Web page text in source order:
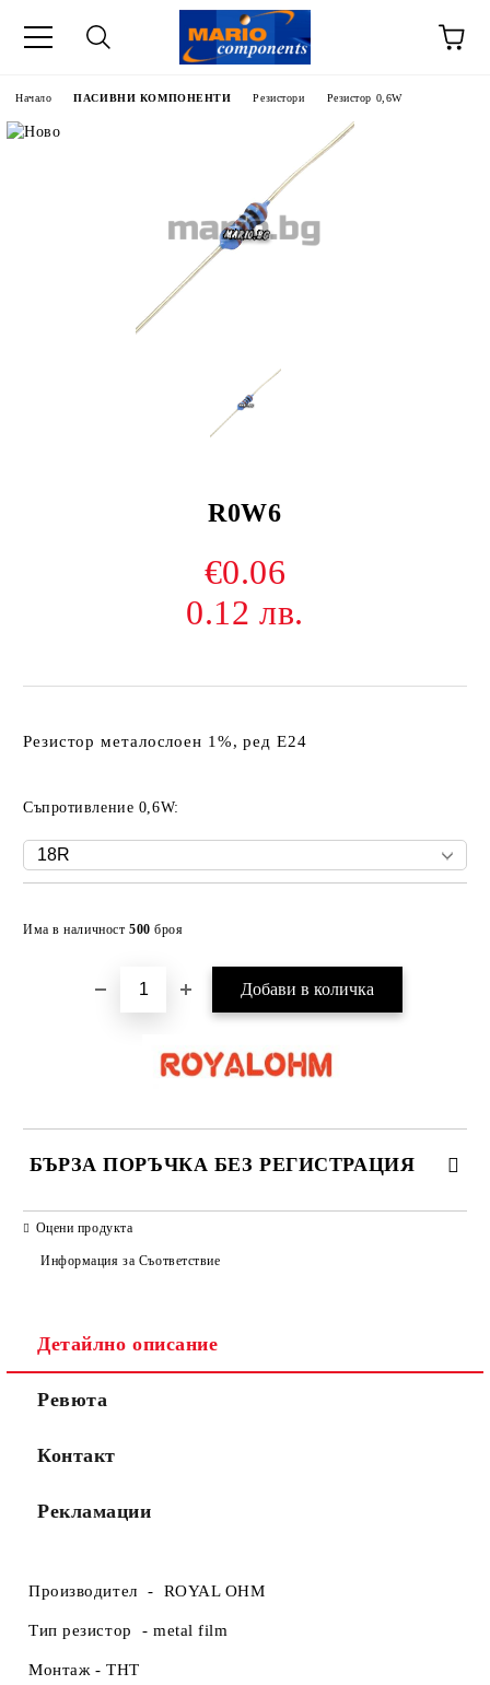
Начало ПАСИВНИ КОМПОНЕНТИ Резистори Резистор 0,6W
R0W6
€0.06
0.12 лв.
Резистор металослоен 1%, ред Е24
Съпротивление 0,6W:
Има в наличност 500 броя
БЪРЗА ПОРЪЧКА БЕЗ РЕГИСТРАЦИЯ
Съгласен съм с
Ние ще се свържем с вас в рамките на работния ден.
Оцени продукта
Информация за Съответствие
Детайлно описание
Ревюта
Контакт
Рекламации
Производител - ROYAL OHM
Тип резистор - metal film
Монтаж -THT